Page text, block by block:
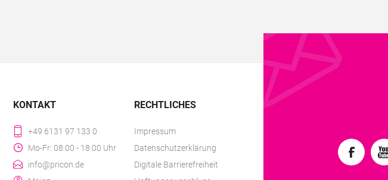
KONTAKT
+49 6131 97 133 0
Mo-Fr: 08:00 - 18:00 Uhr
info@pricon.de
RECHTLICHES
Impressum
Datenschutzerklärung
Digitale Barrierefreiheit